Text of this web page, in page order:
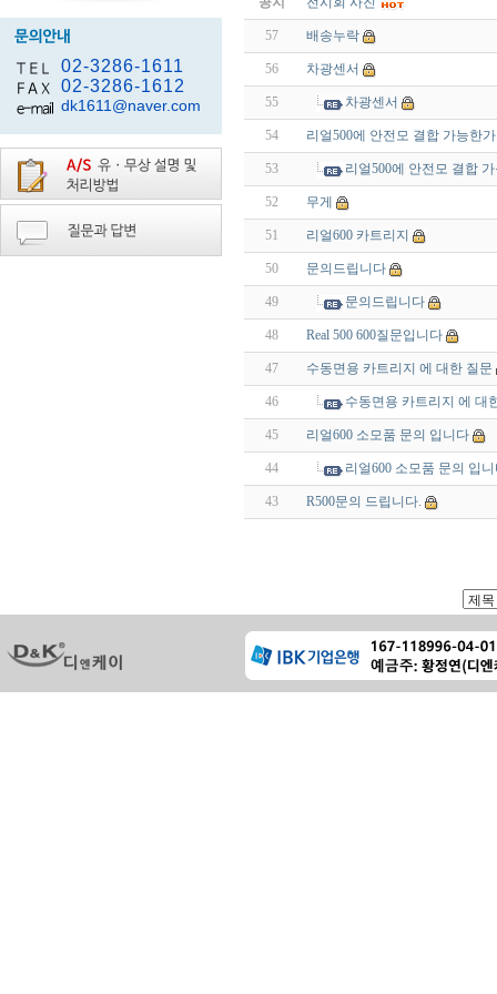
02-3286-1611
02-3286-1612
dk1611@naver.com
57 배송누락
56 차광센서
55 차광센서
54 리얼500에 안전모 결합 가능한
53 리얼500에 안전모 결합
52 무게
51 리얼600 카트리지
50 문의드립니다
49 문의드립니다
48 Real 500 600질문입니다
47 수동면용 카트리지 에 대한 질문
46 수동면용 카트리지 에 대
45 리얼600 소모품 문의 입니다
44 리얼600 소모품 문의 입
43 R500문의 드립니다.